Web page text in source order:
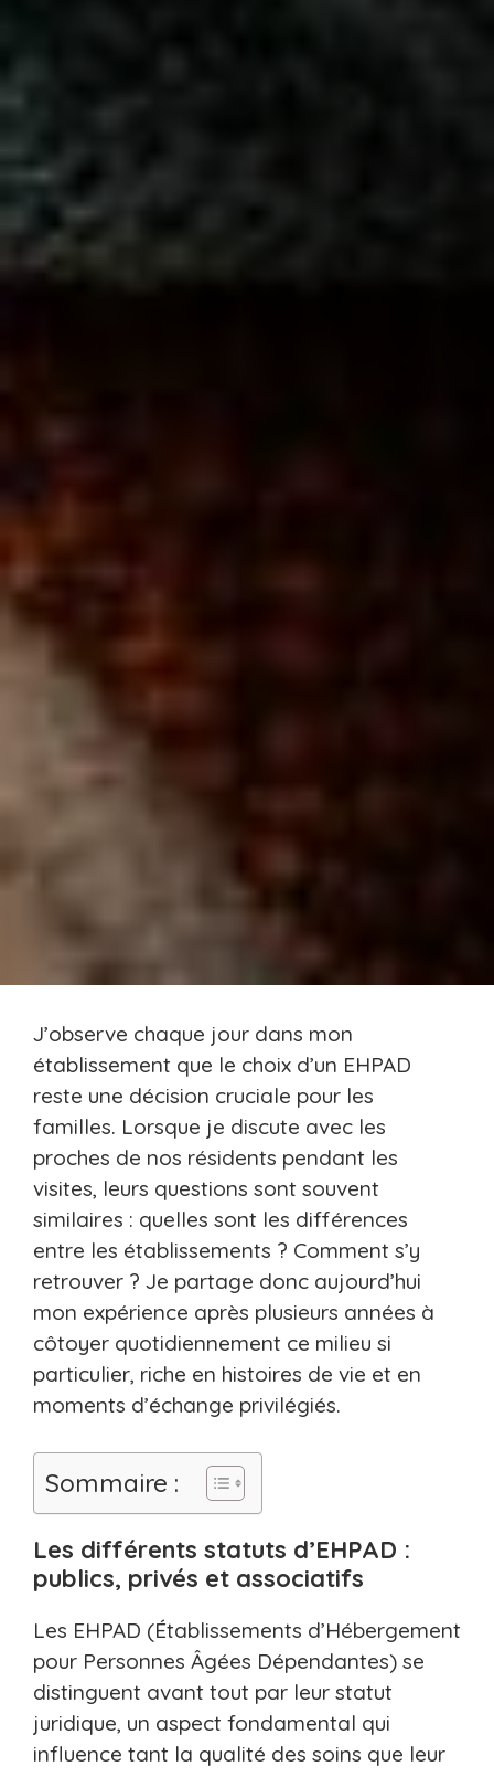
J’observe chaque jour dans mon
établissement que le choix d’un EHPAD
reste une décision cruciale pour les
familles. Lorsque je discute avec les
proches de nos résidents pendant les
visites, leurs questions sont souvent
similaires : quelles sont les différences
entre les établissements ? Comment s’y
retrouver ? Je partage donc aujourd’hui
mon expérience après plusieurs années à
côtoyer quotidiennement ce milieu si
particulier, riche en histoires de vie et en
moments d’échange privilégiés.
Sommaire :
Les différents statuts d’EHPAD :
publics, privés et associatifs
Les EHPAD (Établissements d’Hébergement
pour Personnes Âgées Dépendantes) se
distinguent avant tout par leur statut
juridique, un aspect fondamental qui
influence tant la qualité des soins que leur